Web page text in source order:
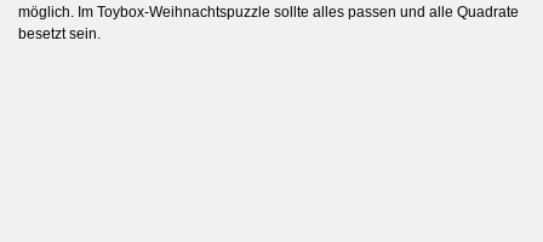
möglich. Im Toybox-Weihnachtspuzzle sollte alles passen und alle Quadrate
besetzt sein.